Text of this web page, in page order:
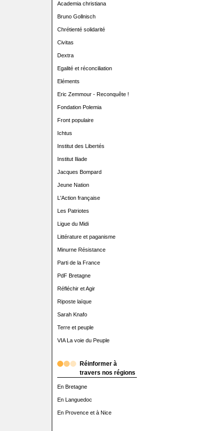
Academia christiana
Bruno Gollnisch
Chrétienté solidarité
Civitas
Dextra
Egalité et réconciliation
Eléments
Eric Zemmour - Reconquête !
Fondation Polemia
Front populaire
Ichtus
Institut des Libertés
Institut Iliade
Jacques Bompard
Jeune Nation
L'Action française
Les Patriotes
Ligue du Midi
Littérature et paganisme
Minurne Résistance
Parti de la France
PdF Bretagne
Réfléchir et Agir
Riposte laïque
Sarah Knafo
Terre et peuple
VIA La voie du Peuple
Réinformer à
travers nos régions
En Bretagne
En Languedoc
En Provence et à Nice